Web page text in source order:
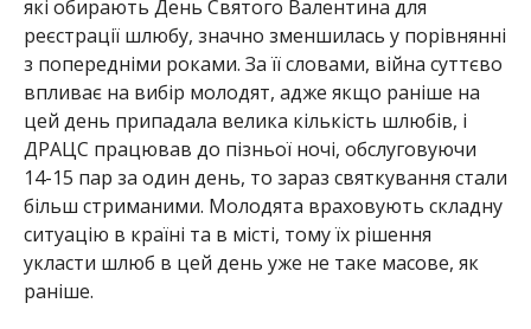
які обирають День Святого Валентина для
реєстрації шлюбу, значно зменшилась у порівнянні
з попередніми роками. За її словами, війна суттєво
впливає на вибір молодят, адже якщо раніше на
цей день припадала велика кількість шлюбів, і
ДРАЦС працював до пізньої ночі, обслуговуючи
14-15 пар за один день, то зараз святкування стали
більш стриманими. Молодята враховують складну
ситуацію в країні та в місті, тому їх рішення
укласти шлюб в цей день уже не таке масове, як
раніше.